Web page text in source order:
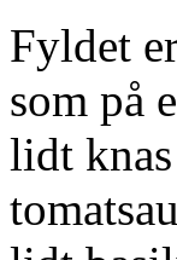
Fyldet
som på
lidt